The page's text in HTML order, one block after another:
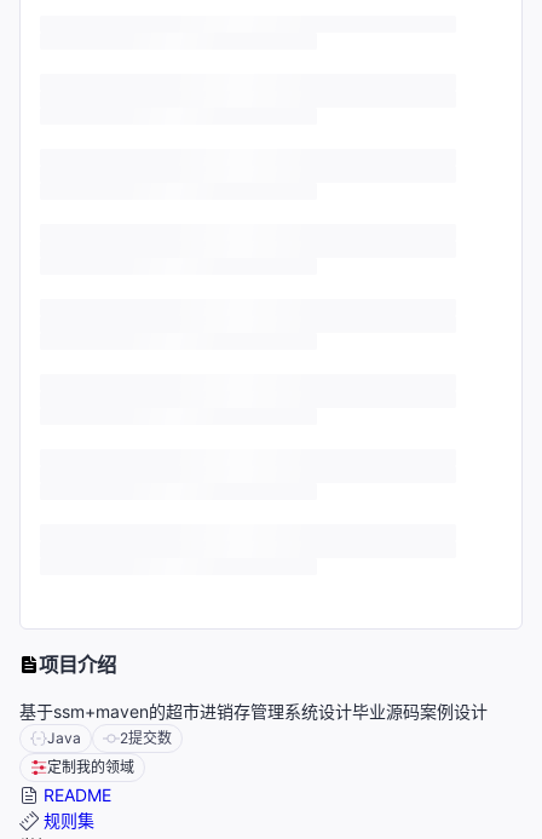
项目介绍
基于ssm+maven的超市进销存管理系统设计毕业源码案例设计
Java 2提交数
定制我的领域
README
规则集